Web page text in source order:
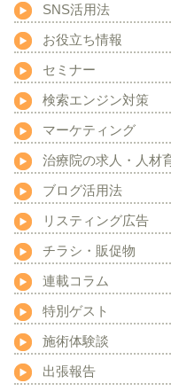
SNS活用法
お役立ち情報
セミナー
検索エンジン対策
マーケティング
治療院の求人・人材
ブログ活用法
リスティング広告
チラシ・販促物
連載コラム
特別ゲスト
施術体験談
出張報告